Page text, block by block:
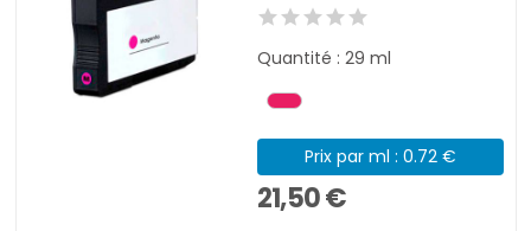
Quantité : 29 ml
Prix par ml : 0.72 €
21,50 €